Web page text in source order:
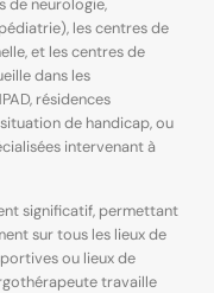
les centres de
et les centres de
dans les
résidences
de handicap, ou
intervenant à
significatif, permettant
sur tous les lieux de
ou lieux de
travaille